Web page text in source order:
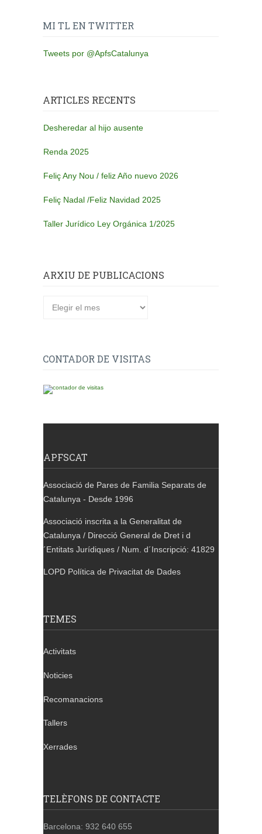
MI TL EN TWITTER
Tweets por @ApfsCatalunya
ARTICLES RECENTS
Desheredar al hijo ausente
Renda 2025
Feliç Any Nou / feliz Año nuevo 2026
Feliç Nadal /Feliz Navidad 2025
Taller Jurídico Ley Orgánica 1/2025
ARXIU DE PUBLICACIONS
CONTADOR DE VISITAS
APFSCAT
Associació de Pares de Familia Separats de
Catalunya - Desde 1996
Associació inscrita a la Generalitat de
Catalunya / Direcció General de Dret i d
´Entitats Jurídiques / Num. d´Inscripció: 41829
LOPD Política de Privacitat de Dades
TEMES
Activitats
Noticies
Recomanacions
Tallers
Xerrades
TELÈFONS DE CONTACTE
Barcelona: 932 640 655